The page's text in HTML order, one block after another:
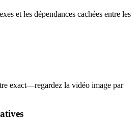
et les dépendances cachées entre les
exact—regardez la vidéo image par